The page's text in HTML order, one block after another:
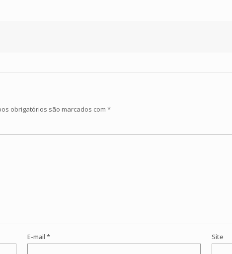
obrigatórios são marcados com *
E-mail * Site